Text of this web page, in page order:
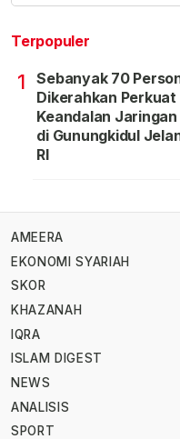
Terpopuler
1
Sebanyak 70
Dikerahkan Perkuat
Keandalan
di Gunungkidul
RI
AMEERA
EKONOMI SYARIAH
SKOR
KHAZANAH
IQRA
ISLAM DIGEST
NEWS
ANALISIS
SPORT